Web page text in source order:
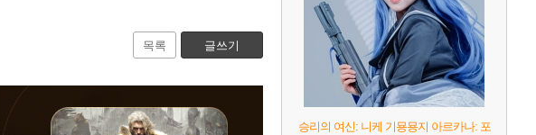
목록 글쓰기
승리의 여신: 니케 기묭묭지 아르카나: 포